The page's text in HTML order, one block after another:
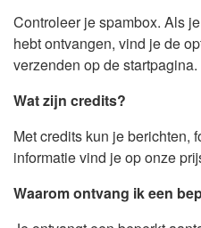
Controleer je spambox. Als
hebt ontvangen, vind je de
verzenden op de startpagina.
Wat zijn credits?
Met credits kun je berichten,
informatie vind je op onze
Waarom ontvang ik een